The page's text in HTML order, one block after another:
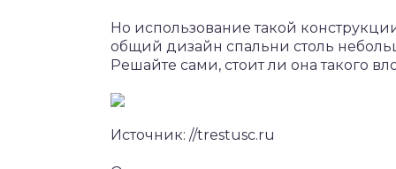
Но использование такой
общий дизайн спальни столь
Решайте сами, стоит ли она такого
Источник: //trestusc.ru